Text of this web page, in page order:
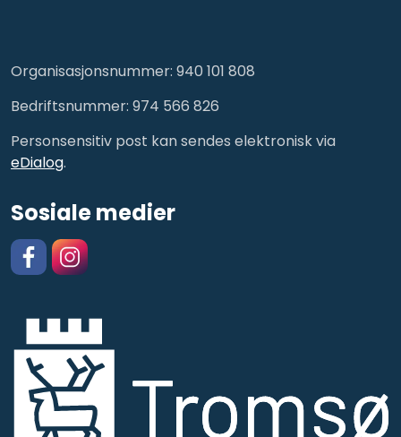
Organisasjonsnummer: 940 101 808
Bedriftsnummer: 974 566 826
Personsensitiv post kan sendes elektronisk via
eDialog.
Sosiale medier